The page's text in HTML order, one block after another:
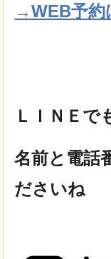
→WEB予
ＬＩＮＥで
名前と電話
ださいね